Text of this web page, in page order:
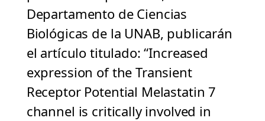
Departamento de Ciencias
Biológicas de la UNAB, publicarán
el artículo titulado: “Increased
expression of the Transient
Receptor Potential Melastatin 7
channel is critically involved in